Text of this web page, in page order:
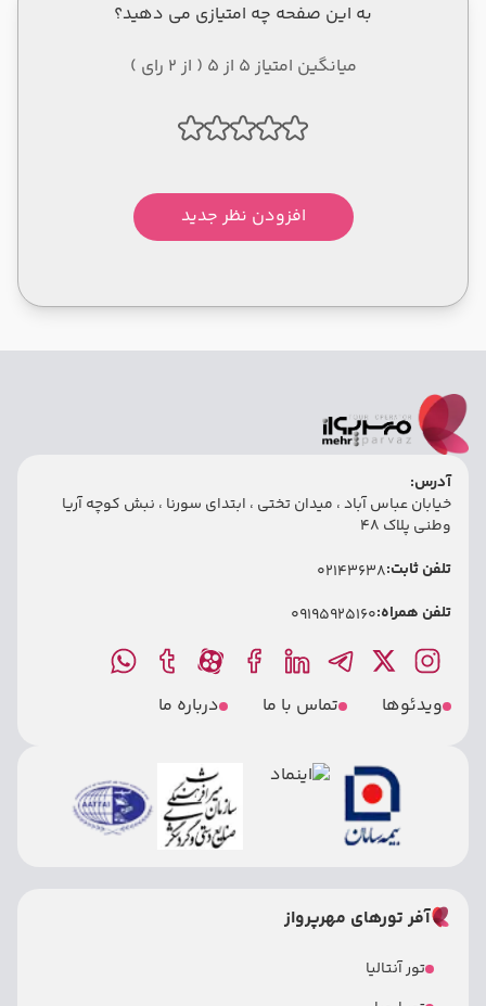
به این صفحه چه امتیازی می دهید؟
میانگین امتیاز 5 از 5 ( از 2 رای )
افزودن نظر جدید
آدرس:
خیابان عباس آباد ، میدان تختی ، ابتدای سورنا ، نبش کوچه آریا
وطنی پلاک 48
تلفن ثابت:02143638
تلفن همراه:09195925160
ویدئوها تماس با ما درباره ما
آفر تورهای مهرپرواز
تور آنتالیا